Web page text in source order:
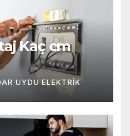
Kaç cm
UYDU ELEKTRIK